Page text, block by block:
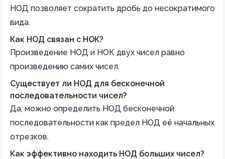
НОД позволяет сократить дробь до несократимого
вида.
Как НОД связан с НОК?
Произведение НОД и НОК двух чисел равно
произведению самих чисел.
Существует ли НОД для бесконечной
последовательности чисел?
Да, можно определить НОД бесконечной
последовательности как предел НОД её начальных
отрезков.
Как эффективно находить НОД больших чисел?